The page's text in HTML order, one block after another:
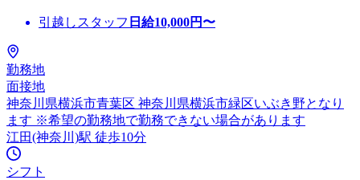
引越しスタッフ 日給10,000円〜
勤務地
面接地
神奈川県横浜市青葉区 神奈川県横浜市緑区いぶき野となり
ます ※希望の勤務地で勤務できない場合があります
江田(神奈川)駅 徒歩10分
シフト